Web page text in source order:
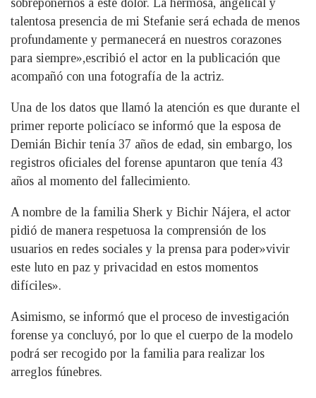
sobreponernos a este dolor. La hermosa, angelical y
talentosa presencia de mi Stefanie será echada de menos
profundamente y permanecerá en nuestros corazones
para siempre»,escribió el actor en la publicación que
acompañó con una fotografía de la actriz.
Una de los datos que llamó la atención es que durante el
primer reporte policíaco se informó que la esposa de
Demián Bichir tenía 37 años de edad, sin embargo, los
registros oficiales del forense apuntaron que tenía 43
años al momento del fallecimiento.
A nombre de la familia Sherk y Bichir Nájera, el actor
pidió de manera respetuosa la comprensión de los
usuarios en redes sociales y la prensa para poder»vivir
este luto en paz y privacidad en estos momentos
difíciles».
Asimismo, se informó que el proceso de investigación
forense ya concluyó, por lo que el cuerpo de la modelo
podrá ser recogido por la familia para realizar los
arreglos fúnebres.